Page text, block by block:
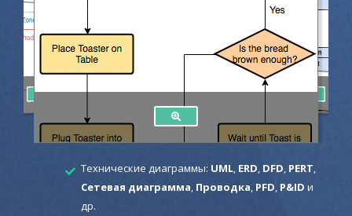
Технические диаграммы: UML, ERD DFD PERT
Сетевая диаграмма Проводка PFD P&ID и
др.